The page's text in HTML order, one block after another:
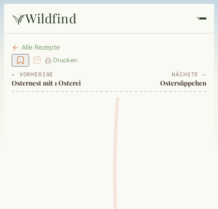
Wildfind
Startseite
Pflanzen
Alle Rezepte
Drucken
← VORHERIGE
Osternest mit 1 Osterei
NÄCHSTE →
Ostersüppchen